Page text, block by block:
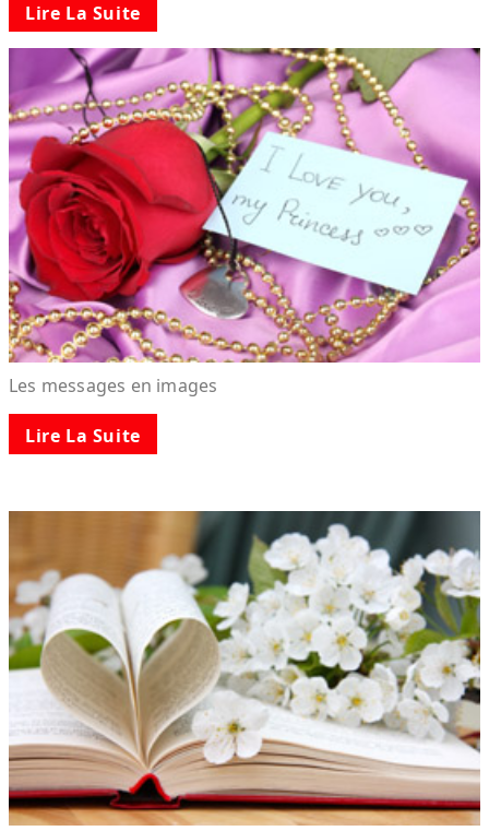
Lire La Suite
Les messages en images
Lire La Suite